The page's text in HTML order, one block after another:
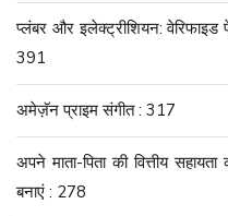
प्लंबर और इलेक्ट्रीशियन:
391
अमेज़ॅन प्राइम संगीत : 317
अपने माता-पिता की वित्तीय
बनाएं : 278